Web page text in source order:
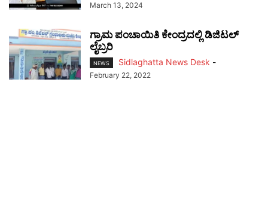
March 13, 2024
ಗ್ರಾಮ ಪಂಚಾಯಿತಿ ಕೇಂದ್ರದಲ್ಲಿ ಡಿಜಿಟಲ್
ಲೈಬ್ರರಿ
NEWS Sidlaghatta News Desk -
February 22, 2022